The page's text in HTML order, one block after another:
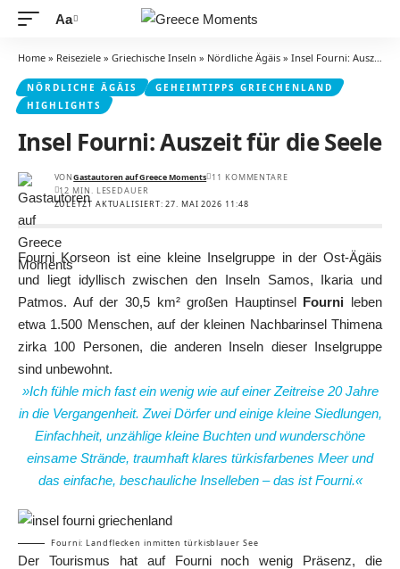
Schriftgrößenanpassung
Aa
Home » Reiseziele » Griechische Inseln » Nördliche Ägäis » Insel Fourni: Auszeit für die Seele
NÖRDLICHE ÄGÄIS
GEHEIMTIPPS GRIECHENLAND
HIGHLIGHTS
Insel Fourni: Auszeit für die Seele
ZULETZT AKTUALISIERT: 27. MAI 2026 11:48
VONGastautoren auf Greece Moments 11 KOMMENTARE
12 MIN. LESEDAUER
Fourni Korseon ist eine kleine Inselgruppe in der Ost-Ägäis
und liegt idyllisch zwischen den Inseln Samos, Ikaria und
Patmos. Auf der 30,5 km² großen Hauptinsel Fourni leben
etwa 1.500 Menschen, auf der kleinen Nachbarinsel Thimena
zirka 100 Personen, die anderen Inseln dieser Inselgruppe
sind unbewohnt.
»Ich fühle mich fast ein wenig wie auf einer Zeitreise 20 Jahre
in die Vergangenheit. Zwei Dörfer und einige kleine Siedlungen,
Einfachheit, unzählige kleine Buchten und wunderschöne
einsame Strände, traumhaft klares türkisfarbenes Meer und
das einfache, beschauliche Inselleben – das ist Fourni.«
Fourni: Landflecken inmitten türkisblauer See
Der Tourismus hat auf Fourni noch wenig Präsenz, die